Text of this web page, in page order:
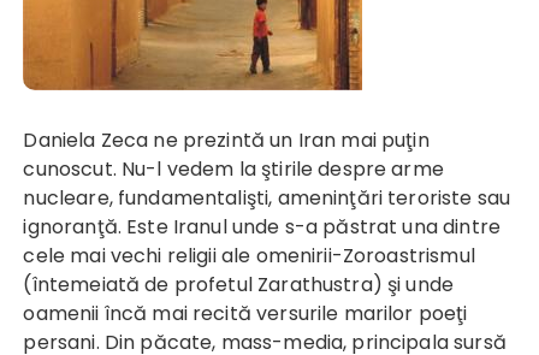
Daniela Zeca ne prezintă un Iran mai puţin
cunoscut. Nu-l vedem la ştirile despre arme
nucleare, fundamentalişti, ameninţări teroriste sau
ignoranţă. Este Iranul unde s-a păstrat una dintre
cele mai vechi religii ale omenirii-Zoroastrismul
(întemeiată de profetul Zarathustra) şi unde
oamenii încă mai recită versurile marilor poeţi
persani. Din păcate, mass-media, principala sursă